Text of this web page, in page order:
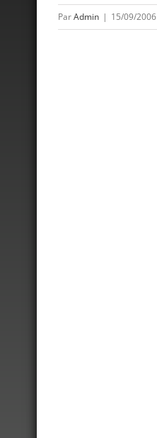
ParAdmin | 15/09/2006